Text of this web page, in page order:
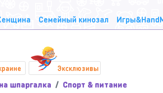
Семейный кинозал
Эксклюзивы
шпаргалка Спорт & питание